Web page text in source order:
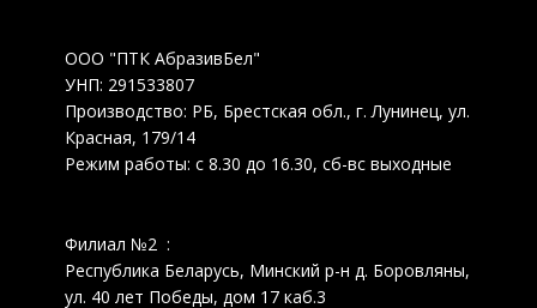
ООО "ПТК АбразивБел"
УНП: 291533807
Производство: РБ, Брестская обл., г. Лунинец, ул.
Красная, 179/14
Режим работы: с 8.30 до 16.30, сб-вс выходные
Филиал №2 :
Республика Беларусь, Минский р-н д. Боровляны,
ул. 40 лет Победы, дом 17 каб.3